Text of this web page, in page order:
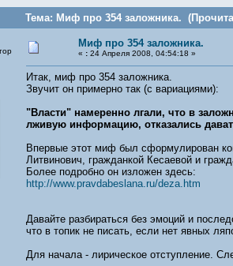
Тема: Миф про 354 заложника.
Миф про 354 заложника.
« :24 Апреля 2008, 04:54:18 »
Итак, миф про 354 заложника.
Звучит он примерно так (с вариациями):
"Власти" намеренно лгали, что в
лживую информацию, отказались
Впервые этот миф был сформулирован
Литвинович, гражданкой Кесаевой и
Более подробно он изложен здесь:
http://www.pravdabeslana.ru/deza.htm
Давайте разбираться без эмоций и
что в топик не писать, если нет явных
Для начала - лирическое отступление.